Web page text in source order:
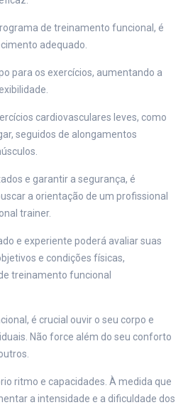
de treinamento funcional, é
adequado.
para os exercícios, aumentando a
cardiovasculares leves, como
seguidos de alongamentos
e garantir a segurança, é
a orientação de um profissional
trainer.
e experiente poderá avaliar suas
e condições físicas,
treinamento funcional
é crucial ouvir o seu corpo e
Não force além do seu conforto
ritmo e capacidades. À medida que
a intensidade e a dificuldade dos